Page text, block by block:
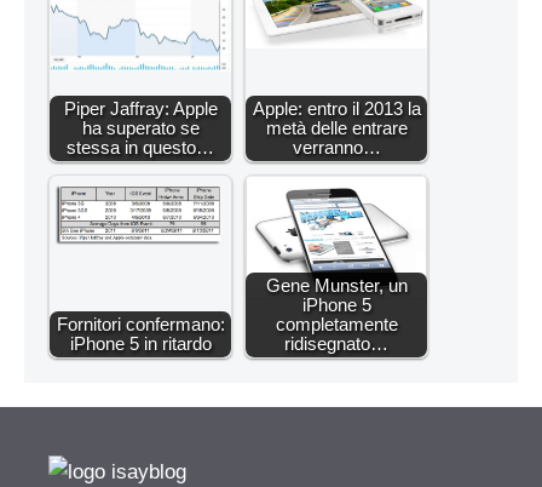
Piper Jaffray: Apple
ha superato se
stessa in questo…
Apple: entro il 2013 la
metà delle entrare
verranno…
Fornitori confermano:
iPhone 5 in ritardo
Gene Munster, un
iPhone 5
completamente
ridisegnato…